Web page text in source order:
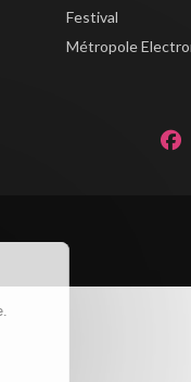
Festival
Métropole